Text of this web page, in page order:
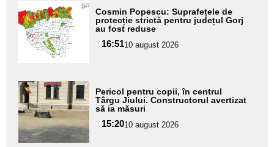
Adaugă
aici textul
pentru
subtitlu
Cosmin Popescu: Suprafețele de
protecție strictă pentru județul Gorj
au fost reduse
16:5110 august 2026
Adaugă
aici textul
pentru
subtitlu
Pericol pentru copii, în centrul
Târgu Jiului. Constructorul avertizat
să ia măsuri
15:2010 august 2026